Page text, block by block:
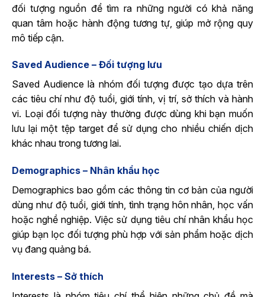
đối tượng nguồn để tìm ra những người có khả năng
quan tâm hoặc hành động tương tự, giúp mở rộng quy
mô tiếp cận.
Saved Audience – Đối tượng lưu
Saved Audience là nhóm đối tượng được tạo dựa trên
các tiêu chí như độ tuổi, giới tính, vị trí, sở thích và hành
vi. Loại đối tượng này thường được dùng khi bạn muốn
lưu lại một tệp target để sử dụng cho nhiều chiến dịch
khác nhau trong tương lai.
Demographics – Nhân khẩu học
Demographics bao gồm các thông tin cơ bản của người
dùng như độ tuổi, giới tính, tình trạng hôn nhân, học vấn
hoặc nghề nghiệp. Việc sử dụng tiêu chí nhân khẩu học
giúp bạn lọc đối tượng phù hợp với sản phẩm hoặc dịch
vụ đang quảng bá.
Interests – Sở thích